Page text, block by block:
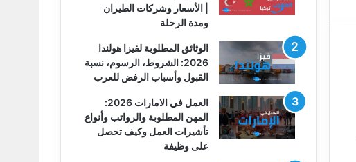
| الأسعار وشركات الطيران
ومدة الرحلة
الوثائق المطلوبة لفيزا هولندا
2026: الشروط، الرسوم، نسبة
القبول وأسباب الرفض للعرب
العمل في الامارات 2026:
المهن المطلوبة والرواتب وأنواع
تأشيرات العمل وكيف تحصل
على وظيفة